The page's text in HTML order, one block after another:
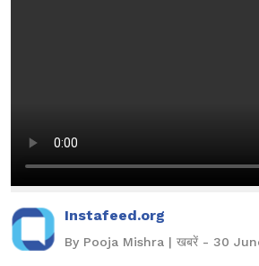
Instafeed.org
By Pooja Mishra | खबरें - 30